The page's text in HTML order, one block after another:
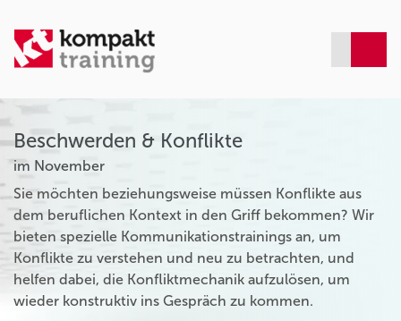
Beschwerden & Konflikte
im November
Sie möchten beziehungsweise müssen Konflikte aus
dem beruflichen Kontext in den Griff bekommen? Wir
bieten spezielle Kommunikationstrainings an, um
Konflikte zu verstehen und neu zu betrachten, und
helfen dabei, die Konfliktmechanik aufzulösen, um
wieder konstruktiv ins Gespräch zu kommen.